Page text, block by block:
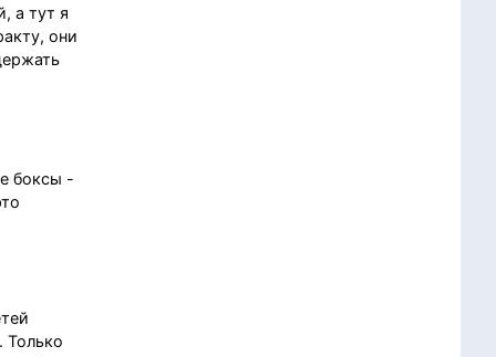
а тут я
они
боксы -
Только